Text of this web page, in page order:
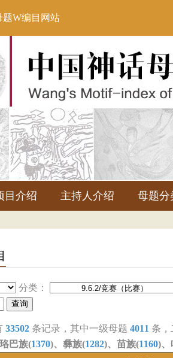
题W编目网站
目介绍 主持人介绍 母题分
分类：
33502 条记录，其中一级母题 4011 条
巴族(1370)、彝族(1282)、苗族(1160)、